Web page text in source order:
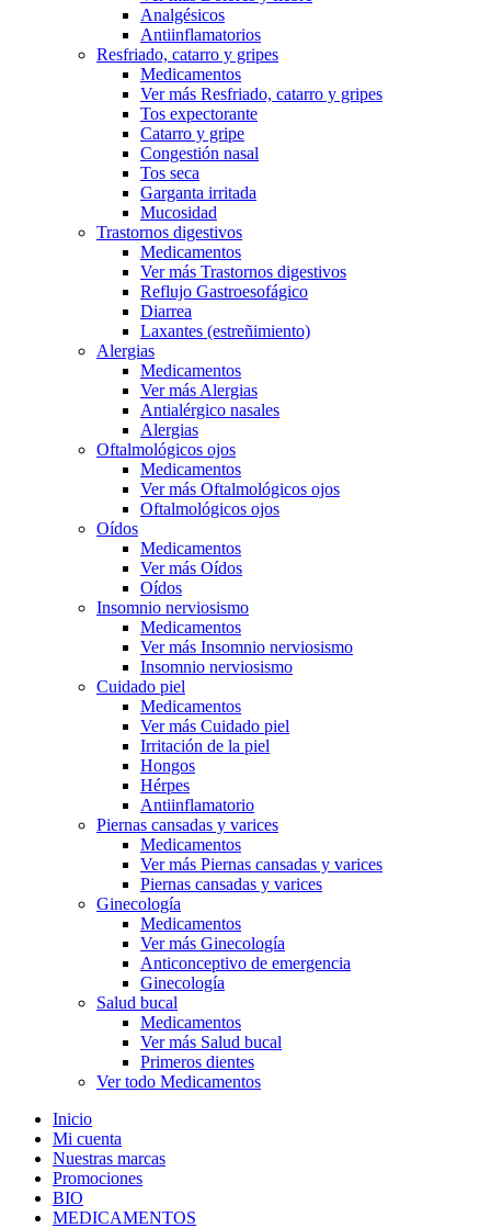
Analgésicos
Antiinflamatorios
Resfriado, catarro y gripes
Medicamentos
Ver más Resfriado, catarro y gripes
Tos expectorante
Catarro y gripe
Congestión nasal
Tos seca
Garganta irritada
Mucosidad
Trastornos digestivos
Medicamentos
Ver más Trastornos digestivos
Reflujo Gastroesofágico
Diarrea
Laxantes (estreñimiento)
Alergias
Medicamentos
Ver más Alergias
Antialérgico nasales
Alergias
Oftalmológicos ojos
Medicamentos
Ver más Oftalmológicos ojos
Oftalmológicos ojos
Oídos
Medicamentos
Ver más Oídos
Oídos
Insomnio nerviosismo
Medicamentos
Ver más Insomnio nerviosismo
Insomnio nerviosismo
Cuidado piel
Medicamentos
Ver más Cuidado piel
Irritación de la piel
Hongos
Hérpes
Antiinflamatorio
Piernas cansadas y varices
Medicamentos
Ver más Piernas cansadas y varices
Piernas cansadas y varices
Ginecología
Medicamentos
Ver más Ginecología
Anticonceptivo de emergencia
Ginecología
Salud bucal
Medicamentos
Ver más Salud bucal
Primeros dientes
Ver todo Medicamentos
Inicio
Mi cuenta
Nuestras marcas
Promociones
BIO
MEDICAMENTOS